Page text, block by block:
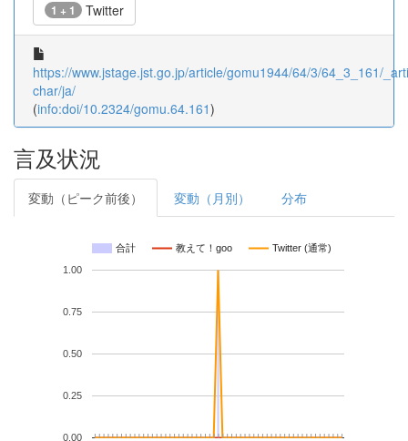
1 + 1 Twitter
https://www.jstage.jst.go.jp/article/gomu1944/64/3/64_3_161/
char/ja/
(info:doi/10.2324/gomu.64.161)
言及状況
変動（ピーク前後） 変動（月別） 分布
合計 教えて！goo Twitter (通常)
0.00
0.25
0.50
0.75
1.00